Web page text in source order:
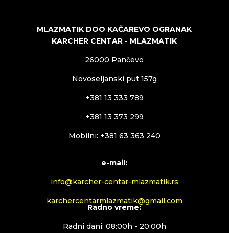
MLAZMATIK DOO KAČAREVO OGRANAK
KARCHER CENTAR - MLAZMATIK
26000 Pančevo
Novoseljanski put 157g
+381 13 333 789
+381 13 373 299
Mobilni: +381 63 363 240
e-mail:
info@karcher-centar-mlazmatik.rs
karchercentarmlazmatik@gmail.com
Radno vreme:
Radni dani: 08:00h - 20:00h